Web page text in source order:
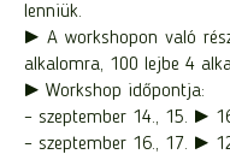
lenniük.
► A workshopon való
alkalomra, 100 lejbe 4
► Workshop időpontja:
– szeptember 14., 15. ►
– szeptember 16., 17. ►